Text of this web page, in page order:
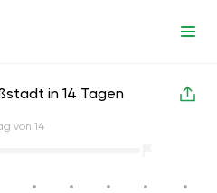
Stressin 14 Tagen
von 14